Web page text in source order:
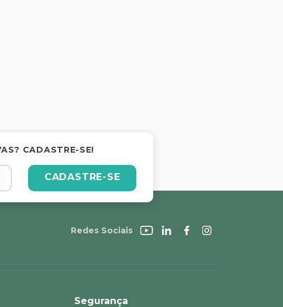
CADASTRE-SE!
CADASTRE-SE
Redes Sociais
Segurança